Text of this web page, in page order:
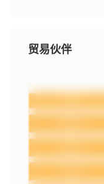
贸易伙伴